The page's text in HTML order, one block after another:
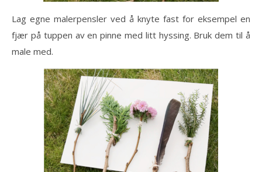
Lag egne malerpensler ved å knyte fast for eksempel en
fjær på tuppen av en pinne med litt hyssing. Bruk dem til å
male med.